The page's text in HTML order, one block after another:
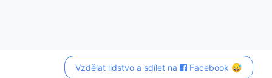
Vzdělat lidstvo a sdílet na Facebook 😅